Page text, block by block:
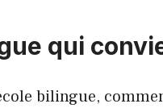
qui
bilingue,